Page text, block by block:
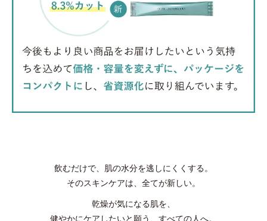
飲むだけで、肌の水分を逃しにくくする。
そのスキンケアは、全てが新しい。
乾燥が気になる肌を、
健やかにケアしたいと願う、すべての人へ。